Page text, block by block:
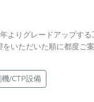
よりグレードアップす
いただいた順に都度ご
機/CTP設備